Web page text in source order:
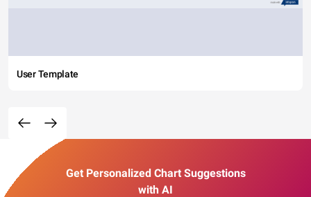
User Template
Get Personalized Chart Suggestions
with AI